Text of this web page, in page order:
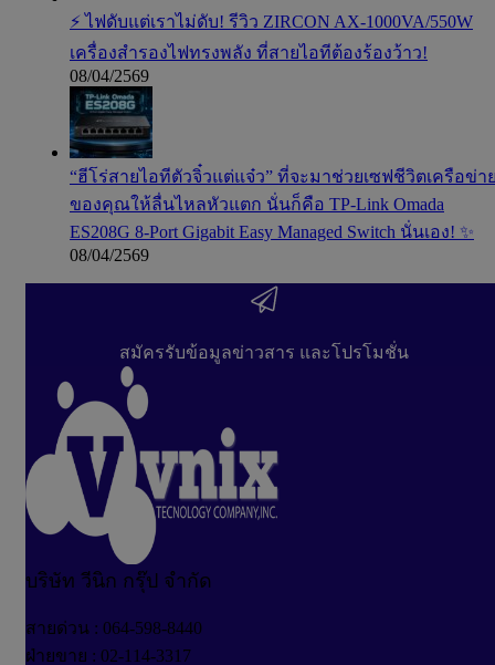
⚡ ไฟดับแต่เราไม่ดับ! รีวิว ZIRCON AX-1000VA/550W
เครื่องสำรองไฟทรงพลัง ที่สายไอทีต้องร้องว้าว!
08/04/2569
“ฮีโร่สายไอทีตัวจิ๋วแต่แจ๋ว” ที่จะมาช่วยเซฟชีวิตเครือข่า
ของคุณให้ลื่นไหลหัวแตก นั่นก็คือ TP-Link Omada
ES208G 8-Port Gigabit Easy Managed Switch นั่นเอง! ✨
08/04/2569
สมัครรับข้อมูลข่าวสาร และโปรโมชั่น
บริษัท วีนิก กรุ๊ป จำกัด
สายด่วน : 064-598-8440
ฝ่ายขาย : 02-114-3317